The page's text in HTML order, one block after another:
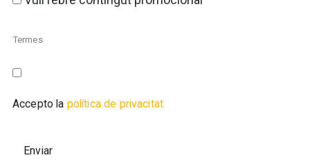
Termes
Accepto la política de privacitat